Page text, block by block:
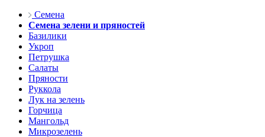
Семена
Семена зелени и пряностей
Базилики
Укроп
Петрушка
Салаты
Пряности
Руккола
Лук на зелень
Горчица
Мангольд
Микрозелень